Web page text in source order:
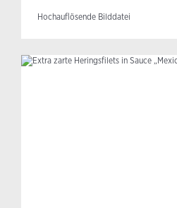
Hochauflösende Bilddatei